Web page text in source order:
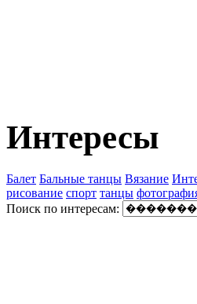
Интересы
Балет Бальные танцы Вязание
рисование спорт танцы
Поиск по интересам: